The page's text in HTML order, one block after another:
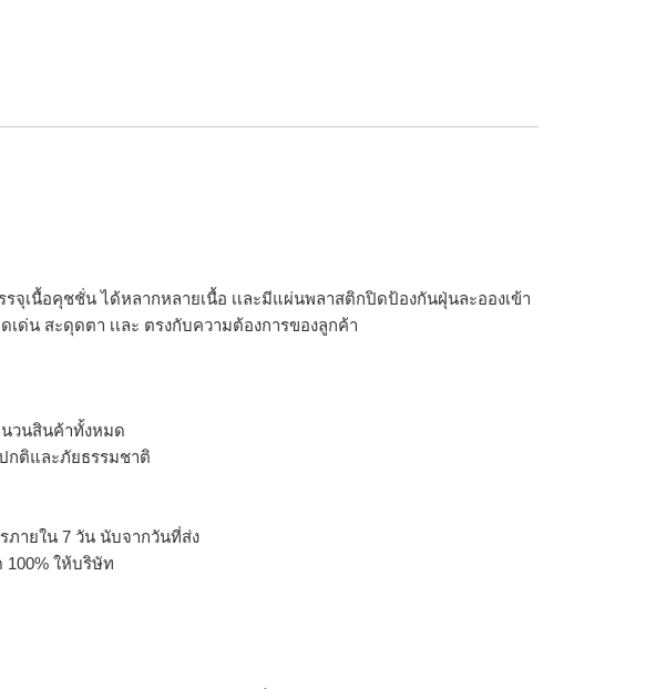
เนื้อคุชชั่น ได้หลากหลายเนื้อ เเละมีแผ่นพลาสติกปิดป้องกันฝุ่นละอองเข้า
น สะดุดตา เเละ ตรงกับความต้องการของลูกค้า
นวนสินค้าทั้งหมด
กติและภัยธรรมชาติ
ายใน 7 วัน นับจากวันที่ส่ง
ให้บริษัท